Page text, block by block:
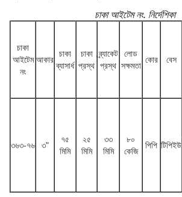
চাকা আইটেম নং. নির্দেশিকা
চাকা
আইটেম
নং
আকার
চাকা
ব্যাসার্ধ
চাকা
প্রস্থ
ব্র্যাকেট
প্রস্থ
লোড
সক্ষমতা
কোর বেস
৩৬৩-৭৬ ৩"
৭৫
মিমি
২৫
মিমি
৩৩
মিমি
৮০
কেজি
পিপি টিপিইউ